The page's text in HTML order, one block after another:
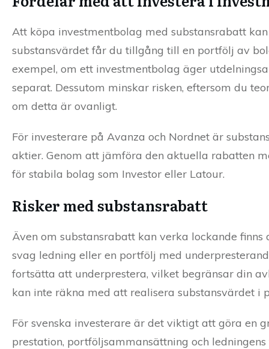
Att köpa investmentbolag med substansrabatt
substansvärdet får du tillgång till en portfölj av
exempel, om ett investmentbolag äger
separat. Dessutom minskar risken, eftersom du
om detta är ovanligt.
För investerare på Avanza och Nordnet är
aktier. Genom att jämföra den aktuella rabatten
för stabila bolag som Investor eller Latour.
Risker med substansrabatt
Även om substansrabatt kan verka lockande
svag ledning eller en portfölj med
fortsätta att underprestera, vilket begränsar din
kan inte räkna med att realisera substansvärdet i
För svenska investerare är det viktigt att göra en
prestation, portföljsammansättning och